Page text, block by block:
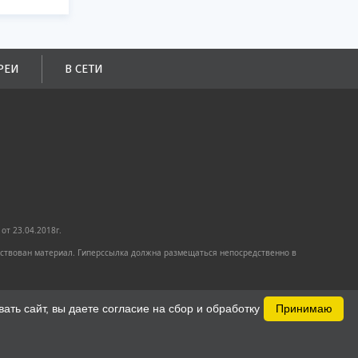
В СЕТИ
23.04.2018г.
материал. Гиперссылка должна размещаться непосредственно в
Принимаю
сайт, вы даете согласие на сбор и обработку